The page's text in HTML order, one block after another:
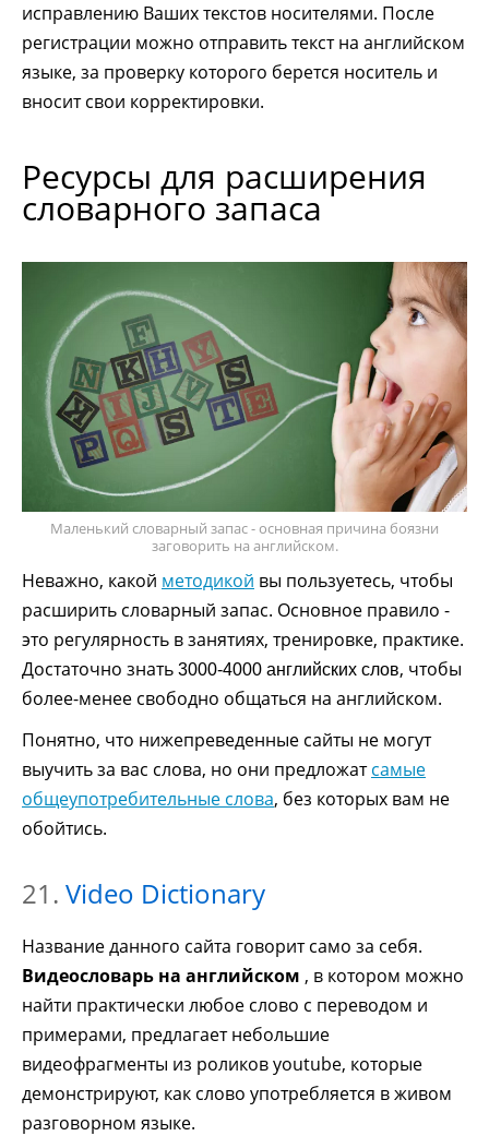
исправлению Ваших текстов носителями. После
регистрации можно отправить текст на английском
языке, за проверку которого берется носитель и
вносит свои корректировки.
Ресурсы для расширения
словарного запаса
Маленький словарный запас - основная причина боязни
заговорить на английском.
Неважно, какой методикой вы пользуетесь, чтобы
расширить словарный запас. Основное правило -
это регулярность в занятиях, тренировке, практике.
Достаточно знать 3000-4000 английских слов, чтобы
более-менее свободно общаться на английском.
Понятно, что нижепреведенные сайты не могут
выучить за вас слова, но они предложатсамые
общеупотребительные слова, без которых вам не
обойтись.
21. Video Dictionary
Название данного сайта говорит само за себя.
Видеословарь на английском , в котором можно
найти практически любое слово с переводом и
примерами, предлагает небольшие
видеофрагменты из роликов youtube, которые
демонстрируют, как слово употребляется в живом
разговорном языке.